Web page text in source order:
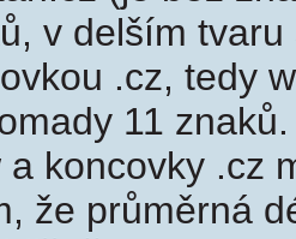
v delším
.cz, tedy
11
a koncovky .cz
že průměrná